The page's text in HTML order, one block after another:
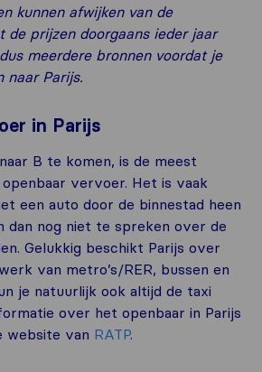
kunnen afwijken van de
de prijzen doorgaans ieder jaar
meerdere bronnen voordat je
naar Parijs.
in Parijs
B te komen, is de meest
vervoer. Het is vaak
een auto door de binnestad heen
dan nog niet te spreken over de
Gelukkig beschikt Parijs over
van metro’s/RER, bussen en
je natuurlijk ook altijd de taxi
over het openbaar in Parijs
website van RATP.